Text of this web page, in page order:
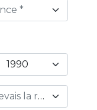
*
Ta situation actuelle, si tu devais la résumer en 1 mot… *